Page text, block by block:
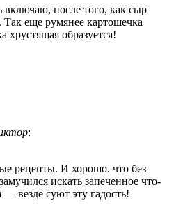
после того, как сыр
еще румянее картошечка
хрустящая образуется!
:
рецепты. И хорошо. что без
искать запеченное что-
— везде суют эту гадость!